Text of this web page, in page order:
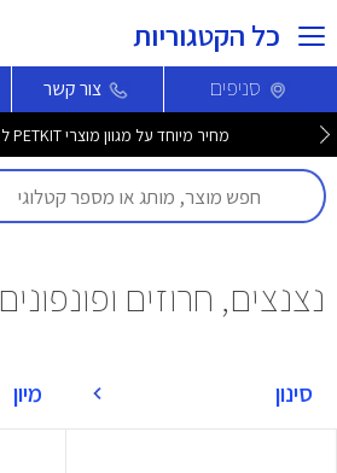
כל הקטגוריות
סניפים צור קשר
מחיר מיוחד על מגוון מוצרי PETKIT לחברי מועדון >>
נצנצים, חרוזים ופונפונים
סינון מיון